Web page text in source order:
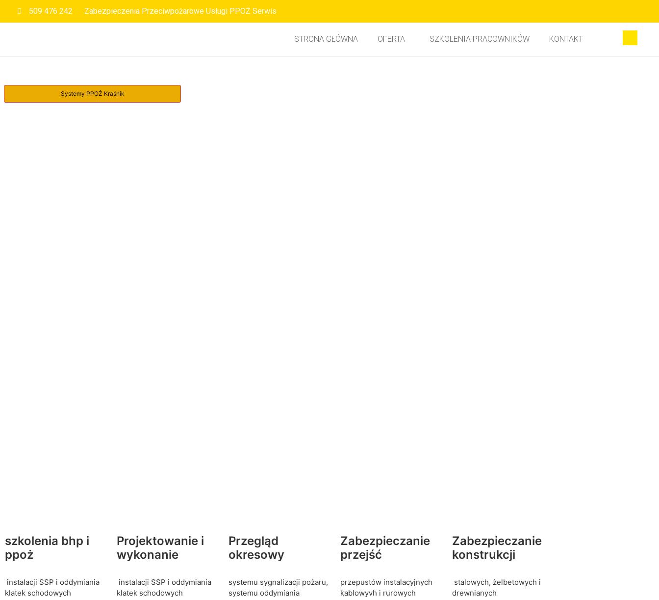
509 476 242 Zabezpieczenia Przeciwpożarowe Usługi PPOŻ Serwis
STRONA GŁÓWNA OFERTA SZKOLENIA PRACOWNIKÓW KONTAKT
szkolenia bhp i
ppoż
instalacji SSP i oddymiania
klatek schodowych
Projektowanie i
wykonanie
instalacji SSP i oddymiania
klatek schodowych
Przegląd
okresowy
systemu sygnalizacji pożaru,
systemu oddymiania
Zabezpieczanie
przejść
przepustów instalacyjnych
kablowyvh i rurowych
Zabezpieczanie
konstrukcji
stalowych, żelbetowych i
drewnianych